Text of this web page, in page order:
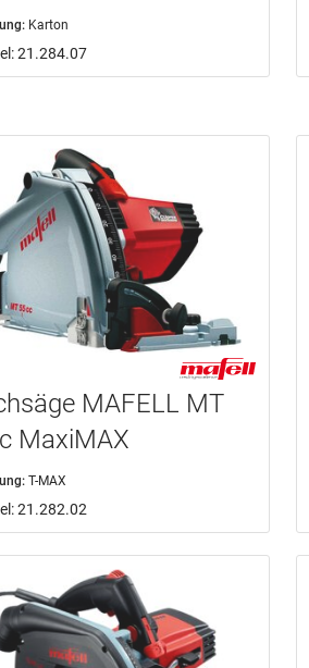
Karton
21.284.07
MAFELL MT
MaxiMAX
T-MAX
21.282.02